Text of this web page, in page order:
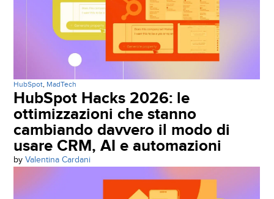
HubSpot, MadTech
HubSpot Hacks 2026: le
ottimizzazioni che stanno
cambiando davvero il modo di
usare CRM, AI e automazioni
byValentina Cardani